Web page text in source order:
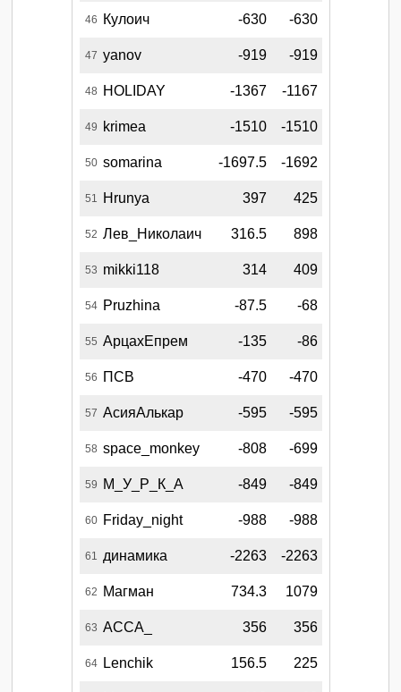
46 Кулоич -630 -630
47 yanov -919 -919
48 HOLIDAY -1367 -1167
49 krimea -1510 -1510
50 somarina -1697.5 -1692
51 Hrunya 397 425
52 Лев_Николаич 316.5 898
53 mikki118 314 409
54 Pruzhina -87.5 -68
55 АрцахЕпрем -135 -86
56 ПСВ -470 -470
57 АсияАлькар -595 -595
58 space_monkey -808 -699
59 М_У_Р_К_А -849 -849
60 Friday_night -988 -988
61 динамика -2263 -2263
62 Магман 734.3 1079
63 АССА_ 356 356
64 Lenchik 156.5 225